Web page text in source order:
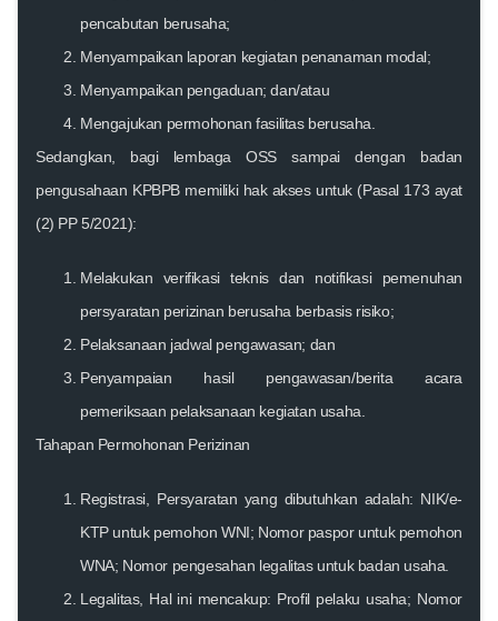
pencabutan berusaha;
Menyampaikan laporan kegiatan penanaman modal;
Menyampaikan pengaduan; dan/atau
Mengajukan permohonan fasilitas berusaha.
Sedangkan, bagi lembaga OSS sampai dengan badan
pengusahaan KPBPB memiliki hak akses untuk (Pasal 173 ayat
(2) PP 5/2021):
Melakukan verifikasi teknis dan notifikasi pemenuhan
persyaratan perizinan berusaha berbasis risiko;
Pelaksanaan jadwal pengawasan; dan
Penyampaian hasil pengawasan/berita acara
pemeriksaan pelaksanaan kegiatan usaha.
Tahapan Permohonan Perizinan
Registrasi, Persyaratan yang dibutuhkan adalah: NIK/e-
KTP untuk pemohon WNI; Nomor paspor untuk pemohon
WNA; Nomor pengesahan legalitas untuk badan usaha.
Legalitas, Hal ini mencakup: Profil pelaku usaha; Nomor